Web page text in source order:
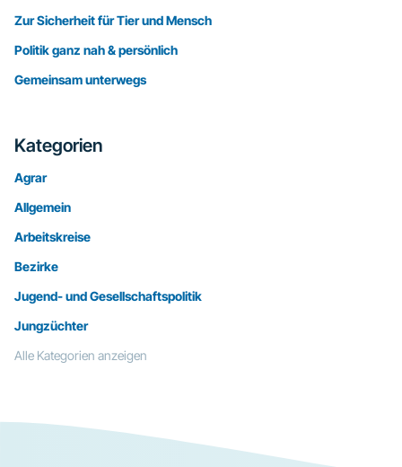
Zur Sicherheit für Tier und Mensch
Politik ganz nah & persönlich
Gemeinsam unterwegs
Kategorien
Agrar
Allgemein
Arbeitskreise
Bezirke
Jugend- und Gesellschaftspolitik
Jungzüchter
Alle Kategorien anzeigen